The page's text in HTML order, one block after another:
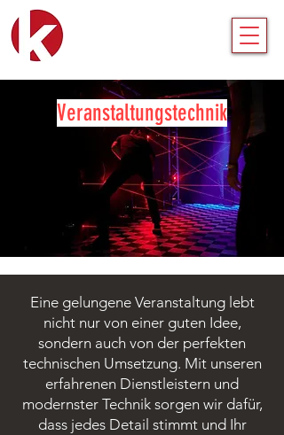
Veranstaltungstechnik
Eine gelungene Veranstaltung lebt
nicht nur von einer guten Idee,
sondern auch von der perfekten
technischen Umsetzung. Mit unseren
erfahrenen Dienstleistern und
modernster Technik sorgen wir dafür,
dass jedes Detail stimmt und Ihr